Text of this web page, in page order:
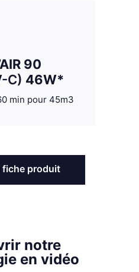
90
C) 46W*
min pour 45m3
fiche produit
notre
en vidéo